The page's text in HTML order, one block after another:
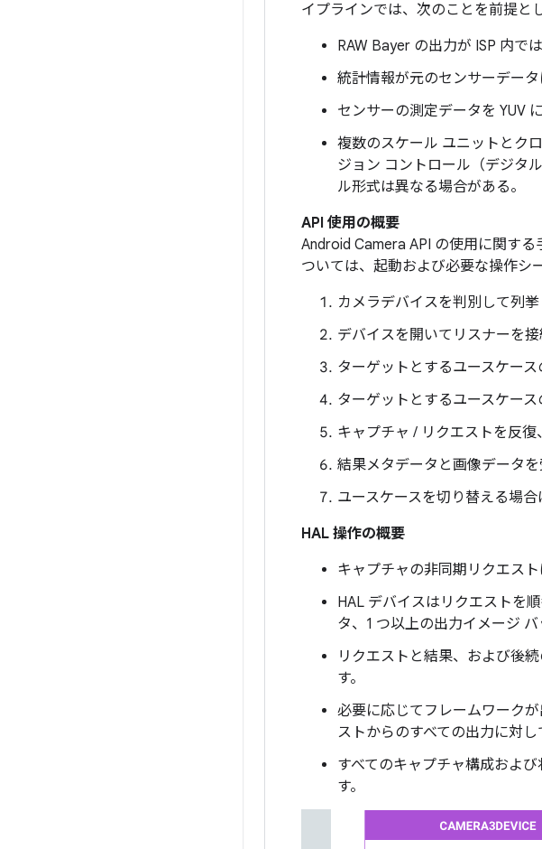
イプラインでは、次のことを前提と
RAW Bayer の出力が ISP 内で
統計情報が元のセンサーデータ
センサーの測定データを YUV
複数のスケール ユニットとク
ジョン コントロール（デジタ
ル形式は異なる場合がある。
API 使用の概要
Android Camera API の使用に関す
ついては、起動および必要な操作シ
カメラデバイスを判別して列挙
デバイスを開いてリスナーを接
ターゲットとするユースケー
ターゲットとするユースケース
キャプチャ / リクエストを反復
結果メタデータと画像データを
ユースケースを切り替える場合
HAL 操作の概要
キャプチャの非同期リクエス
HAL デバイスはリクエストを
タ、1 つ以上の出力イメージ バ
リクエストと結果、および後
す。
必要に応じてフレームワーク
ストからのすべての出力に対し
すべてのキャプチャ構成およ
す。